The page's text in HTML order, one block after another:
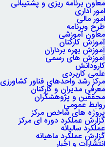
معاون برنامه ریزی و پشتیبانی
امور اداری
امور مالی
طرح وبرنامه
معاون آموزشی
آموزش کارکنان
آموزش بهره برداران
آموزش های رسمی
کارودانش
علمی کاربردی
مرکز رشد واحدهای فناور کشاورزی
معرفی مدیران و کارکنان
محققین و پژوهشگران
روابط عمومی
پروژه های شاخص مرکز
گزارش عملکرد دوره ای مرکز
عملکرد سالیانه
گزارش عملکرد ماهیانه
انتشارات و اخبار